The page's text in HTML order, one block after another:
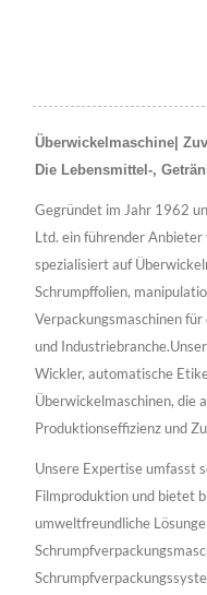
Überwickelmaschine|
Die Lebensmittel-,
Gegründet im Jahr 1962
Ltd. ein führender Anbieter
spezialisiert auf
Schrumpffolien,
Verpackungsmaschinen
und
Wickler, automatische
Überwickelmaschinen, die
Produktionseffizienz und
Unsere Expertise umfasst
Filmproduktion und bietet
umweltfreundliche